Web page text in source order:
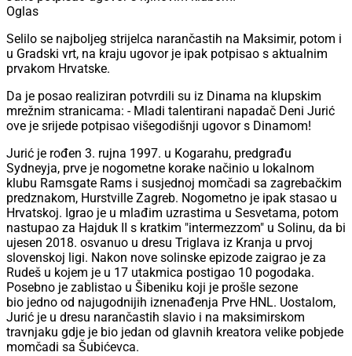
Oglas
Selilo se najboljeg strijelca narančastih na Maksimir, potom i
u Gradski vrt, na kraju ugovor je ipak potpisao s aktualnim
prvakom Hrvatske.
Da je posao realiziran potvrdili su iz Dinama na klupskim
mrežnim stranicama: - Mladi talentirani napadač Deni Jurić
ove je srijede potpisao višegodišnji ugovor s Dinamom!
Jurić je rođen 3. rujna 1997. u Kogarahu, predgrađu
Sydneyja, prve je nogometne korake načinio u lokalnom
klubu Ramsgate Rams i susjednoj momčadi sa zagrebačkim
predznakom, Hurstville Zagreb. Nogometno je ipak stasao u
Hrvatskoj. Igrao je u mlađim uzrastima u Sesvetama, potom
nastupao za Hajduk II s kratkim "intermezzom" u Solinu, da bi
ujesen 2018. osvanuo u dresu Triglava iz Kranja u prvoj
slovenskoj ligi. Nakon nove solinske epizode zaigrao je za
Rudeš u kojem je u 17 utakmica postigao 10 pogodaka.
Posebno je zablistao u Šibeniku koji je prošle sezone
bio jedno od najugodnijih iznenađenja Prve HNL. Uostalom,
Jurić je u dresu narančastih slavio i na maksimirskom
travnjaku gdje je bio jedan od glavnih kreatora velike pobjede
momčadi sa Šubićevca.